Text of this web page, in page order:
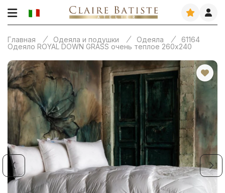
Главная Одеяла и подушки Одеяла
61164
Одеяло ROYAL DOWN GRASS очень теплое 260х240